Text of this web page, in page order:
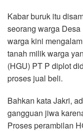
Kabar buruk itu
seorang warga
warga kini
tanah milik warga
(HGU) PT P diplot
proses jual beli.
Bahkan kata Jakri,
gangguan jiwa
Proses perambilan